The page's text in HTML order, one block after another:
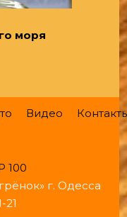
моря
Видео
г. Одесса
21